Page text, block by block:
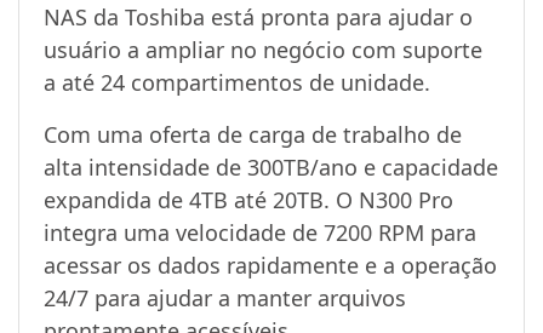
NAS da Toshiba está pronta para ajudar o
usuário a ampliar no negócio com suporte
a até 24 compartimentos de unidade.
Com uma oferta de carga de trabalho de
alta intensidade de 300TB/ano e capacidade
expandida de 4TB até 20TB. O N300 Pro
integra uma velocidade de 7200 RPM para
acessar os dados rapidamente e a operação
24/7 para ajudar a manter arquivos